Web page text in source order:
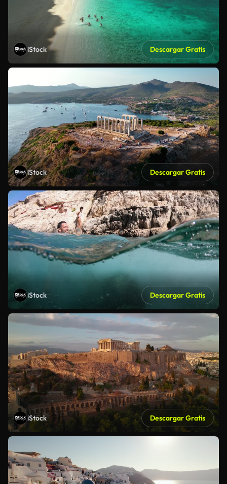
iStock Descargar Gratis
iStock Descargar Gratis
iStock Descargar Gratis
iStock Descargar Gratis